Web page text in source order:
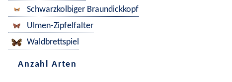
Schwarzkolbiger Braundickkopf
Ulmen-Zipfelfalter
Waldbrettspiel
Anzahl Arten